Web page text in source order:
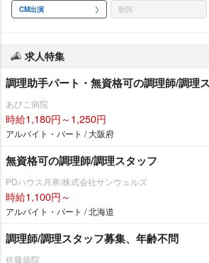
CM出演 歌詞
求人特集
調理助手パート・無資格可の調理師/調理
あびこ病院
時給1,180円～1,250円
アルバイト・パート / 大阪府
無資格可の調理師/調理スタッフ
PDハウス月寒/株式会社サンウェルズ
時給1,100円～
アルバイト・パート / 北海道
調理師/調理スタッフ募集、年齢不問
佐藤病院